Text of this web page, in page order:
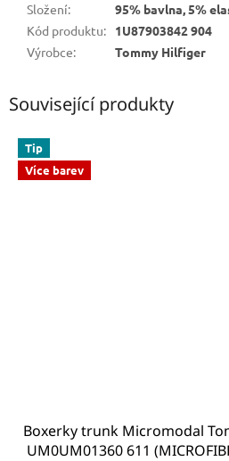
Složení:
95% bavlna, 5%
Kód produktu:
1U87903842 904
Výrobce: Tommy Hilfiger
Související produkty
Tip
Více barev
Boxerky trunk Micromodal
UM0UM01360 611